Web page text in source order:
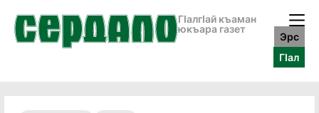
ГӀалгӀай къаман
юкъара газет
Эрс
ГӀал